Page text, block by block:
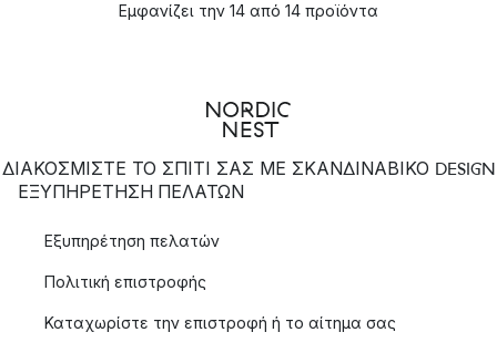
Εμφανίζει την 14 από 14 προϊόντα
ΔΙΑΚΟΣΜΙΣΤΕ ΤΟ ΣΠΙΤΙ ΣΑΣ ΜΕ ΣΚΑΝΔΙΝΑΒΙΚΟ DESIGN
ΕΞΥΠΗΡΈΤΗΣΗ ΠΕΛΑΤΏΝ
Εξυπηρέτηση πελατών
Πολιτική επιστροφής
Καταχωρίστε την επιστροφή ή το αίτημα σας